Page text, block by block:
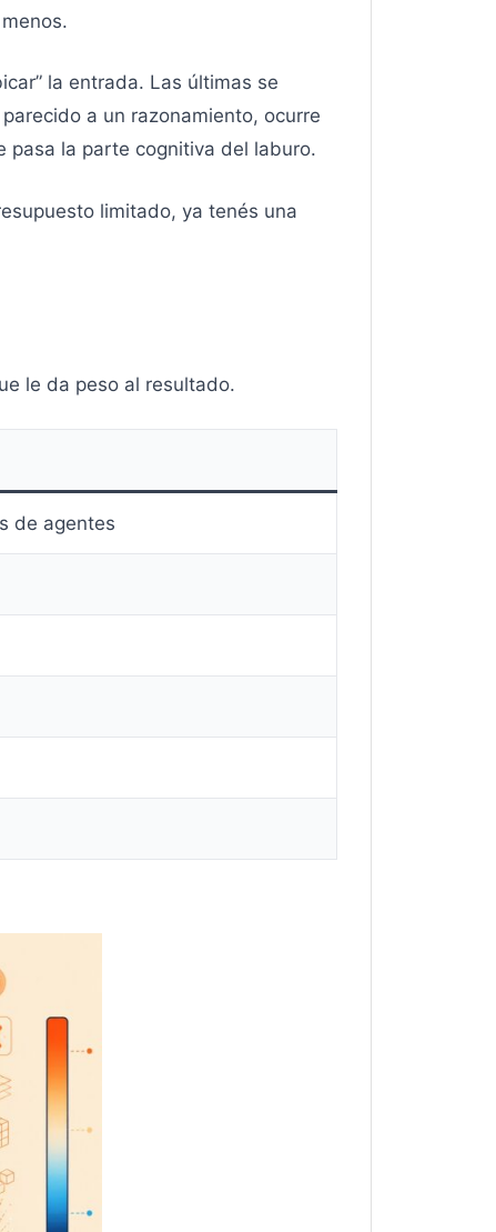
la entrada. Las últimas se
a un razonamiento, ocurre
pasa la parte cognitiva del laburo.
limitado, ya tenés una
le da peso al resultado.
de agentes